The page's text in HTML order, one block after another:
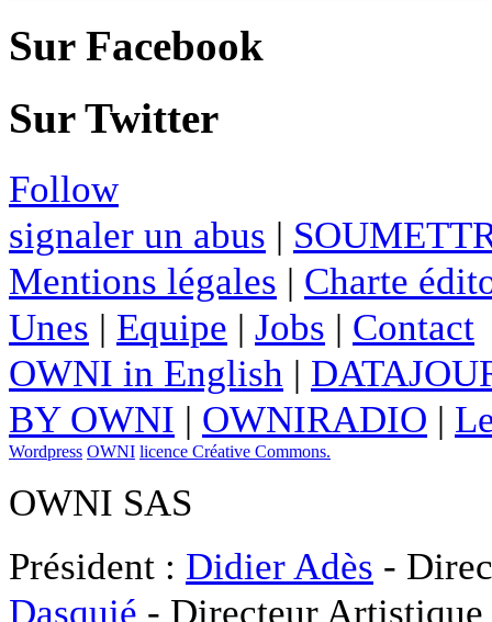
Sur Facebook
Sur Twitter
Follow
signaler un abus |
Mentions légales | Charte
Unes | Equipe | Jobs | Contact
OWNI in English |
BY OWNI | OWNIRADIO |
Wordpress OWNI licence Créative Commons.
OWNI SAS
Président : Didier Adès -
Dasquié - Directeur